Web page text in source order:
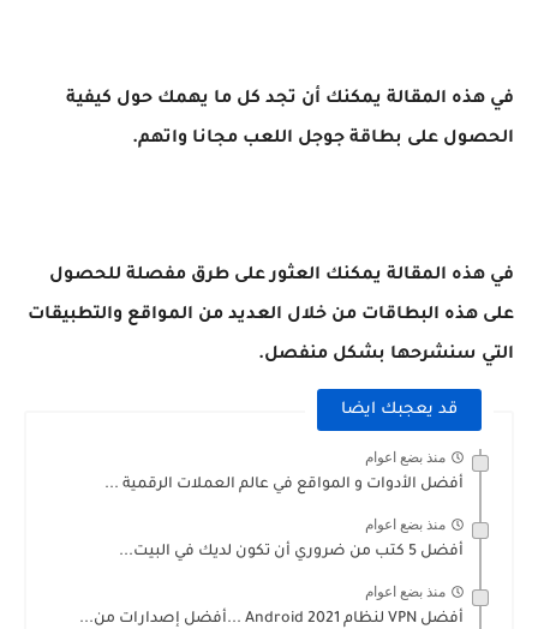
في هذه المقالة يمكنك أن تجد كل ما يهمك حول كيفية
الحصول على بطاقة جوجل اللعب مجانا واتهم.
في هذه المقالة يمكنك العثور على طرق مفصلة للحصول
على هذه البطاقات من خلال العديد من المواقع والتطبيقات
التي سنشرحها بشكل منفصل.
قد يعجبك ايضا
منذ بضع اعوام
أفضل الأدوات و المواقع في عالم العملات الرقمية ...
منذ بضع اعوام
أفضل 5 كتب من ضروري أن تكون لديك في البيت...
منذ بضع اعوام
أفضل VPN لنظام Android 2021 ...أفضل إصدارات من...